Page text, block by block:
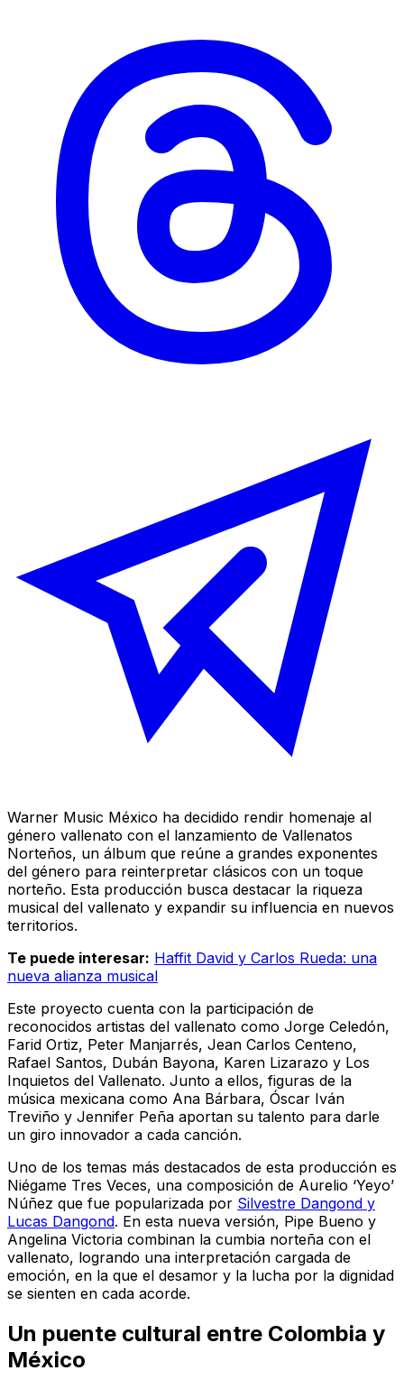
Warner Music México ha decidido rendir homenaje al
género vallenato con el lanzamiento de Vallenatos
Norteños, un álbum que reúne a grandes exponentes
del género para reinterpretar clásicos con un toque
norteño. Esta producción busca destacar la riqueza
musical del vallenato y expandir su influencia en nuevos
territorios.
Te puede interesar: Haffit David y Carlos Rueda: una
nueva alianza musical
Este proyecto cuenta con la participación de
reconocidos artistas del vallenato como Jorge Celedón,
Farid Ortiz, Peter Manjarrés, Jean Carlos Centeno,
Rafael Santos, Dubán Bayona, Karen Lizarazo y Los
Inquietos del Vallenato. Junto a ellos, figuras de la
música mexicana como Ana Bárbara, Óscar Iván
Treviño y Jennifer Peña aportan su talento para darle
un giro innovador a cada canción.
Uno de los temas más destacados de esta producción es
Niégame Tres Veces, una composición de Aurelio ‘Yeyo’
Núñez que fue popularizada por Silvestre Dangond y
Lucas Dangond. En esta nueva versión, Pipe Bueno y
Angelina Victoria combinan la cumbia norteña con el
vallenato, logrando una interpretación cargada de
emoción, en la que el desamor y la lucha por la dignidad
se sienten en cada acorde.
Un puente cultural entre Colombia y
México